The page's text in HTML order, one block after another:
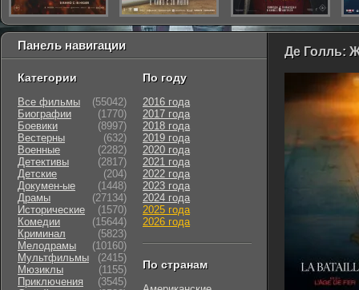
Де Голль:
Панель навигации
Категории
Все фильмы
(55042)
Биографии
(1770)
Боевики
(8997)
Вестерны
(632)
Военные
(2282)
Детективы
(2817)
Детские
(204)
Докумен-ые
(1448)
Драмы
(27134)
Исторические
(1570)
Комедии
(15644)
Криминал
(5823)
Мелодрамы
(10160)
Мультфильмы
(2415)
Мюзиклы
(1155)
Приключения
(3545)
По году
2016 года
2017 года
2018 года
2019 года
2020 года
2021 года
2022 года
2023 года
2024 года
2025 года
2026 года
По странам